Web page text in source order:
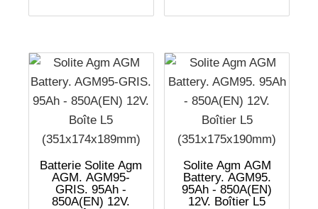
Batterie Solite Agm
AGM. AGM95-
GRIS. 95Ah -
850A(EN) 12V.
Solite Agm AGM
Battery. AGM95.
95Ah - 850A(EN)
12V. Boîtier L5